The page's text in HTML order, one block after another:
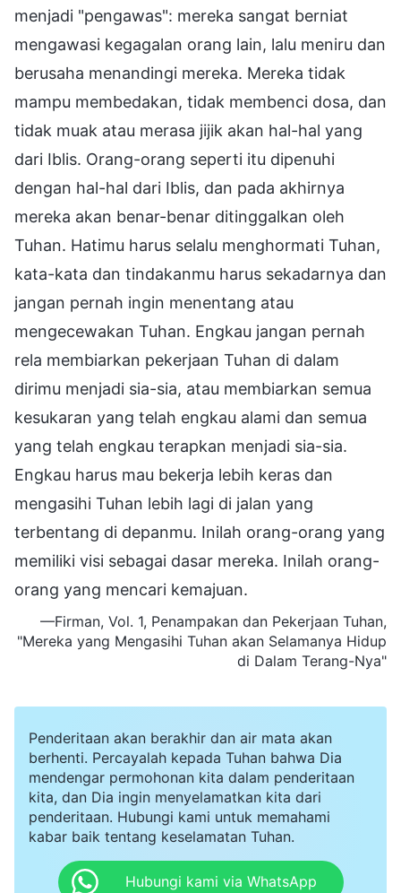
menjadi "pengawas": mereka sangat berniat
mengawasi kegagalan orang lain, lalu meniru dan
berusaha menandingi mereka. Mereka tidak
mampu membedakan, tidak membenci dosa, dan
tidak muak atau merasa jijik akan hal-hal yang
dari Iblis. Orang-orang seperti itu dipenuhi
dengan hal-hal dari Iblis, dan pada akhirnya
mereka akan benar-benar ditinggalkan oleh
Tuhan. Hatimu harus selalu menghormati Tuhan,
kata-kata dan tindakanmu harus sekadarnya dan
jangan pernah ingin menentang atau
mengecewakan Tuhan. Engkau jangan pernah
rela membiarkan pekerjaan Tuhan di dalam
dirimu menjadi sia-sia, atau membiarkan semua
kesukaran yang telah engkau alami dan semua
yang telah engkau terapkan menjadi sia-sia.
Engkau harus mau bekerja lebih keras dan
mengasihi Tuhan lebih lagi di jalan yang
terbentang di depanmu. Inilah orang-orang yang
memiliki visi sebagai dasar mereka. Inilah orang-
orang yang mencari kemajuan.
—Firman, Vol. 1, Penampakan dan Pekerjaan Tuhan,
"Mereka yang Mengasihi Tuhan akan Selamanya Hidup
di Dalam Terang-Nya"
Penderitaan akan berakhir dan air mata akan
berhenti. Percayalah kepada Tuhan bahwa Dia
mendengar permohonan kita dalam penderitaan
kita, dan Dia ingin menyelamatkan kita dari
penderitaan. Hubungi kami untuk memahami
kabar baik tentang keselamatan Tuhan.
Hubungi kami via WhatsApp